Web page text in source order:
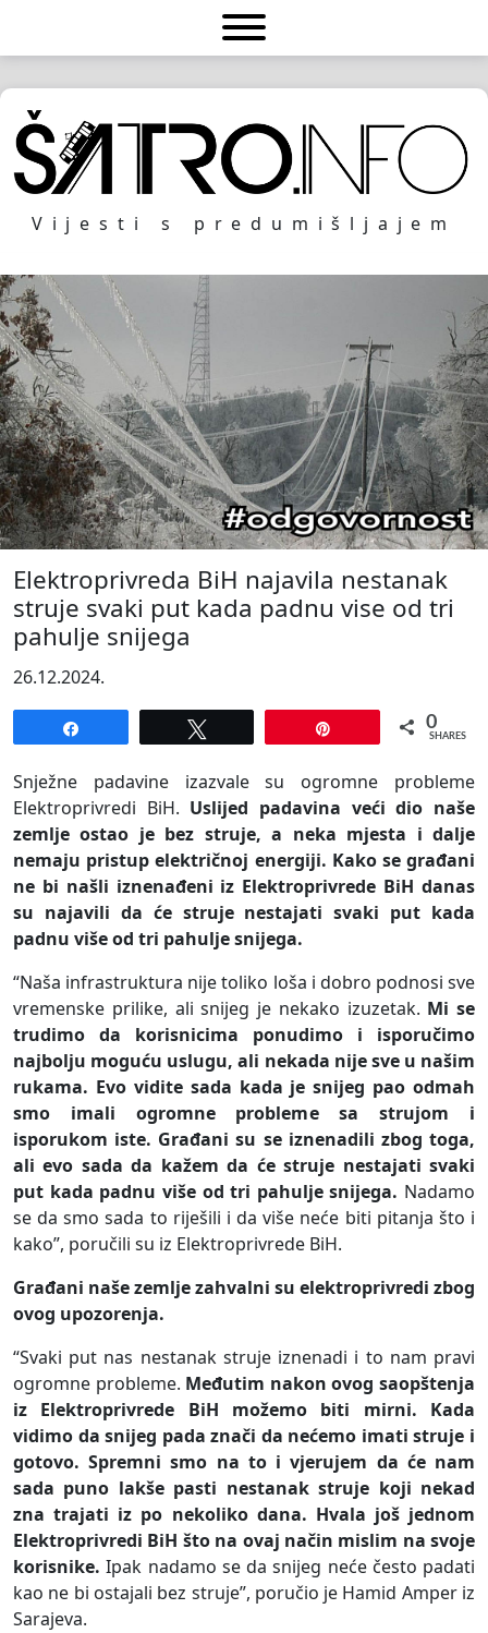
Vijesti s predumišljajem
Elektroprivreda BiH najavila nestanak
struje svaki put kada padnu vise od tri
pahulje snijega
26.12.2024.
0
SHARES
Snježne padavine izazvale su ogromne probleme
Elektroprivredi BiH. Uslijed padavina veći dio naše
zemlje ostao je bez struje, a neka mjesta i dalje
nemaju pristup električnoj energiji. Kako se građani
ne bi našli iznenađeni iz Elektroprivrede BiH danas
su najavili da će struje nestajati svaki put kada
padnu više od tri pahulje snijega.
“Naša infrastruktura nije toliko loša i dobro podnosi sve
vremenske prilike, ali snijeg je nekako izuzetak. Mi se
trudimo da korisnicima ponudimo i isporučimo
najbolju moguću uslugu, ali nekada nije sve u našim
rukama. Evo vidite sada kada je snijeg pao odmah
smo imali ogromne probleme sa strujom i
isporukom iste. Građani su se iznenadili zbog toga,
ali evo sada da kažem da će struje nestajati svaki
put kada padnu više od tri pahulje snijega. Nadamo
se da smo sada to riješili i da više neće biti pitanja što i
kako”, poručili su iz Elektroprivrede BiH.
Građani naše zemlje zahvalni su elektroprivredi zbog
ovog upozorenja.
“Svaki put nas nestanak struje iznenadi i to nam pravi
ogromne probleme. Međutim nakon ovog saopštenja
iz Elektroprivrede BiH možemo biti mirni. Kada
vidimo da snijeg pada znači da nećemo imati struje i
gotovo. Spremni smo na to i vjerujem da će nam
sada puno lakše pasti nestanak struje koji nekad
zna trajati iz po nekoliko dana. Hvala još jednom
Elektroprivredi BiH što na ovaj način mislim na svoje
korisnike. Ipak nadamo se da snijeg neće često padati
kao ne bi ostajali bez struje”, poručio je Hamid Amper iz
Sarajeva.